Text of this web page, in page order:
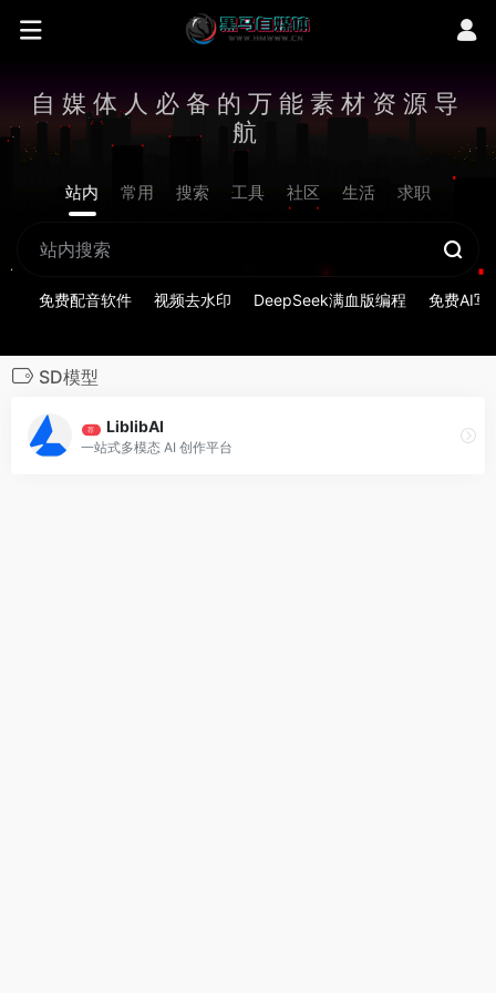
自媒体人必备的万能素材资源导
航
站内 常用 搜索 工具 社区 生活 求职
免费配音软件 视频去水印 DeepSeek满血版编程 免费AI写
SD模型
荐 LiblibAI
一站式多模态 AI 创作平台